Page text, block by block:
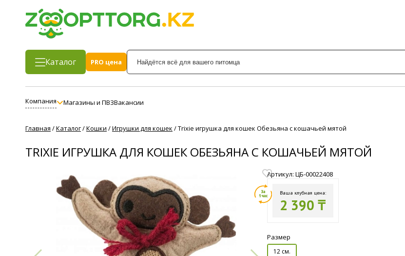
Каталог
PRO цена
Компания Магазины и ПВЗВакансии
Главная /Каталог/Кошки /Игрушки для кошек /Trixie игрушка для кошек Обезьяна с кошачьей мятой
TRIXIE ИГРУШКА ДЛЯ КОШЕК ОБЕЗЬЯНА С КОШАЧЬЕЙ МЯТОЙ
Артикул: ЦБ-00022408
Ваша клубная цена:
2 390 ₸
Размер
12 см.